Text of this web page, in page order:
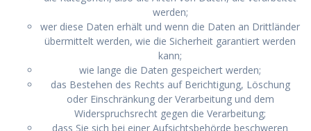
werden;
wer diese Daten erhält und wenn die Daten an Drittländer
übermittelt werden, wie die Sicherheit garantiert werden
kann;
wie lange die Daten gespeichert werden;
das Bestehen des Rechts auf Berichtigung, Löschung
oder Einschränkung der Verarbeitung und dem
Widerspruchsrecht gegen die Verarbeitung;
dass Sie sich bei einer Aufsichtsbehörde beschweren